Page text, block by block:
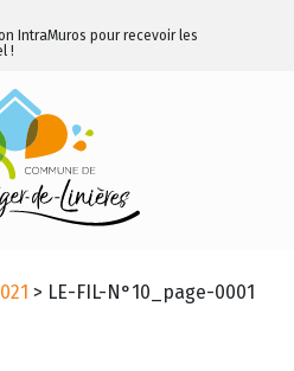
IntraMuros pour recevoir les
!
> LE-FIL-N°10_page-0001